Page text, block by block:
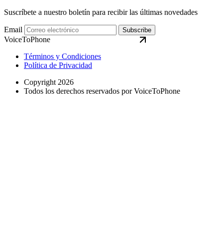
Suscríbete a nuestro boletín para recibir las últimas novedades
Email Subscribe
VoiceToPhone
Términos y Condiciones
Política de Privacidad
Copyright 2026
Todos los derechos reservados por VoiceToPhone